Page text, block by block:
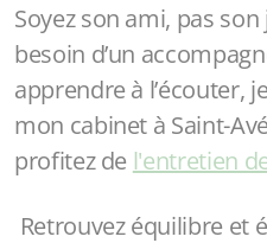
Soyez son ami, pas
besoin d’un
apprendre à l’écouter,
mon cabinet à Saint-
profitez de l'entretien
Retrouvez équilibre et